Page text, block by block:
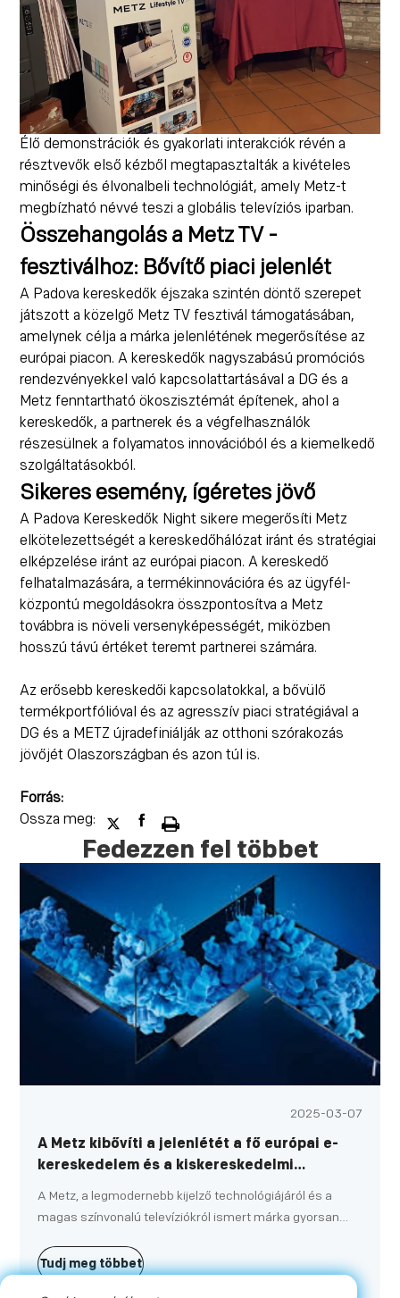
Élő demonstrációk és gyakorlati interakciók révén a
résztvevők első kézből megtapasztalták a kivételes
minőségi és élvonalbeli technológiát, amely Metz-t
megbízható névvé teszi a globális televíziós iparban.
Összehangolás a Metz TV -
fesztiválhoz: Bővítő piaci jelenlét
A Padova kereskedők éjszaka szintén döntő szerepet
játszott a közelgő Metz TV fesztivál támogatásában,
amelynek célja a márka jelenlétének megerősítése az
európai piacon. A kereskedők nagyszabású promóciós
rendezvényekkel való kapcsolattartásával a DG és a
Metz fenntartható ökoszisztémát építenek, ahol a
kereskedők, a partnerek és a végfelhasználók
részesülnek a folyamatos innovációból és a kiemelkedő
szolgáltatásokból.
Sikeres esemény, ígéretes jövő
A Padova Kereskedők Night sikere megerősíti Metz
elkötelezettségét a kereskedőhálózat iránt és stratégiai
elképzelése iránt az európai piacon. A kereskedő
felhatalmazására, a termékinnovációra és az ügyfél-
központú megoldásokra összpontosítva a Metz
továbbra is növeli versenyképességét, miközben
hosszú távú értéket teremt partnerei számára.
Az erősebb kereskedői kapcsolatokkal, a bővülő
termékportfólióval és az agresszív piaci stratégiával a
DG és a METZ újradefiniálják az otthoni szórakozás
jövőjét Olaszországban és azon túl is.
Forrás:
Ossza meg:
Fedezzen fel többet
2025-03-07
A Metz kibővíti a jelenlétét a fő európai e-
kereskedelem és a kiskereskedelmi
csatornákon
A Metz, a legmodernebb kijelző technológiájáról és a
magas színvonalú televíziókról ismert márka gyorsan
sikeresen belépett több vezető e-kereskedelmi és
Tudj meg többet